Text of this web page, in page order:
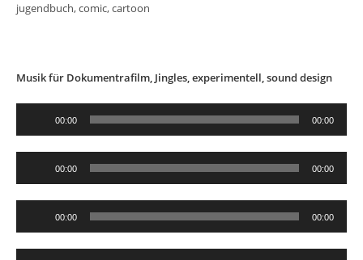
jugendbuch, comic, cartoon
Musik für Dokumentrafilm, Jingles, experimentell, sound design
00:00 00:00
00:00 00:00
00:00 00:00